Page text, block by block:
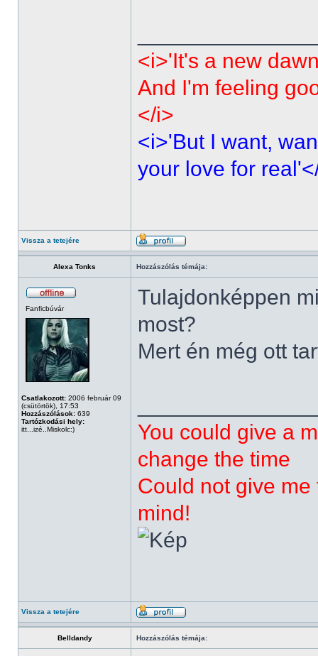
<i>'It's a new
And I'm feeling
</i>
<i>'But I want,
your love for
Vissza a tetejére
Alexa Tonks Hozzászólás témája:
Fanficbúvár
Csatlakozott: 2006 február 09
(csütörtök), 17:53
Hozzászólások: 639
Tartózkodási hely:
itt...izé..Miskolc:)
Tulajdonképpen
most?
Mert én még ott
You could give a
change the time
Could not give
mind!
Vissza a tetejére
Belldandy Hozzászólás témája: